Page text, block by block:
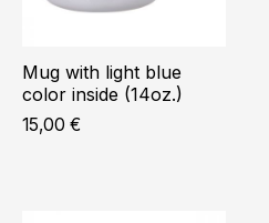
Mug with light blue
color inside (14oz.)
15,00 €